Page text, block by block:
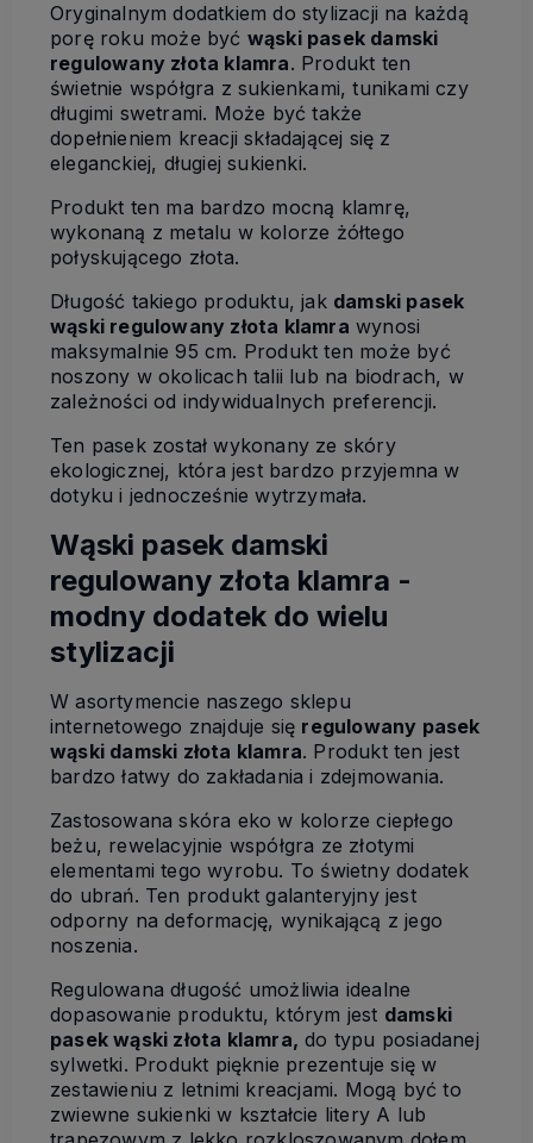
Oryginalnym dodatkiem do stylizacji na każdą
porę roku może być wąski pasek damski
regulowany złota klamra. Produkt ten
świetnie współgra z sukienkami, tunikami czy
długimi swetrami. Może być także
dopełnieniem kreacji składającej się z
eleganckiej, długiej sukienki.
Produkt ten ma bardzo mocną klamrę,
wykonaną z metalu w kolorze żółtego
połyskującego złota.
Długość takiego produktu, jak damski pasek
wąski regulowany złota klamra wynosi
maksymalnie 95 cm. Produkt ten może być
noszony w okolicach talii lub na biodrach, w
zależności od indywidualnych preferencji.
Ten pasek został wykonany ze skóry
ekologicznej, która jest bardzo przyjemna w
dotyku i jednocześnie wytrzymała.
Wąski pasek damski
regulowany złota klamra -
modny dodatek do wielu
stylizacji
W asortymencie naszego sklepu
internetowego znajduje się regulowany pasek
wąski damski złota klamra. Produkt ten jest
bardzo łatwy do zakładania i zdejmowania.
Zastosowana skóra eko w kolorze ciepłego
beżu, rewelacyjnie współgra ze złotymi
elementami tego wyrobu. To świetny dodatek
do ubrań. Ten produkt galanteryjny jest
odporny na deformację, wynikającą z jego
noszenia.
Regulowana długość umożliwia idealne
dopasowanie produktu, którym jest damski
pasek wąski złota klamra, do typu posiadanej
sylwetki. Produkt pięknie prezentuje się w
zestawieniu z letnimi kreacjami. Mogą być to
zwiewne sukienki w kształcie litery A lub